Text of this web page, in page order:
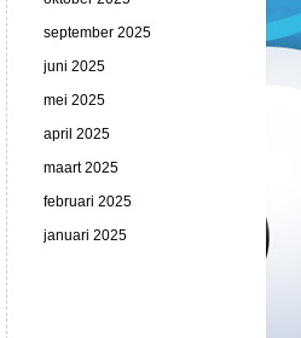
september 2025
juni 2025
mei 2025
april 2025
maart 2025
februari 2025
januari 2025